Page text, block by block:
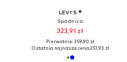
LEVI'S ®
Spódnica
323,91 zł
Pierwotnie: 359,90 zł
Ostatnia najniższa cena:251,93 zł